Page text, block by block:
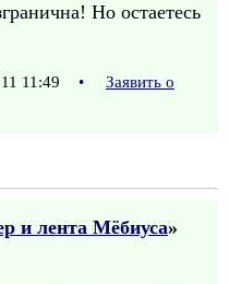
Но остаетесь
11:49 •
Заявить о
и лента Мёбиуса»